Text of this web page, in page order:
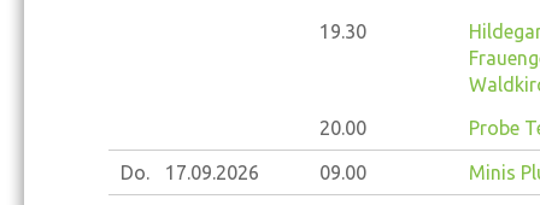
19.30
20.00
Probe
Do. 17.09.2026 09.00 Minis